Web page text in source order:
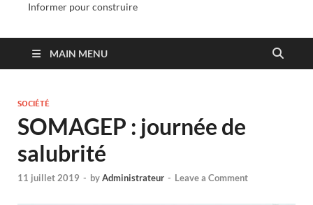
Informer pour construire
MAIN MENU
SOCIÉTÉ
SOMAGEP : journée de
salubrité
11 juillet 2019 - byAdministrateur - Leave a Comment